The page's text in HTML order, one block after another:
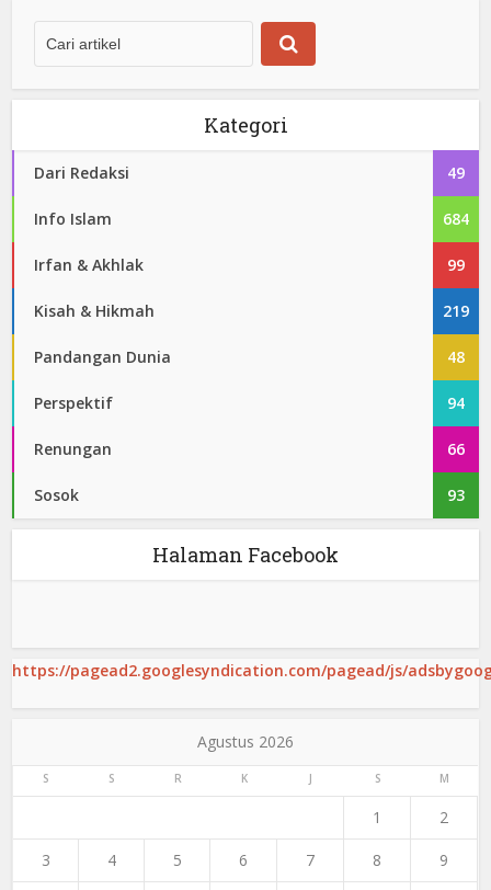
Kategori
Dari Redaksi 49
Info Islam 684
Irfan & Akhlak 99
Kisah & Hikmah 219
Pandangan Dunia 48
Perspektif 94
Renungan 66
Sosok 93
Halaman Facebook
https://pagead2.googlesyndication.com/pagead/js/
Agustus 2026
S S R K J S M
1 2
3 4 5 6 7 8 9